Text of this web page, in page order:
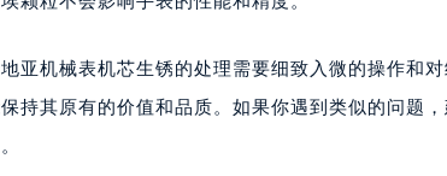
亚机械表机芯生锈的处理需要细致入微的操作和
持其原有的价值和品质。如果你遇到类似的问题